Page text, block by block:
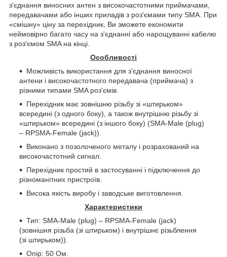
з'єднання виносних антен з високочастотними приймачами,
передавачами або інших приладів з роз'ємами типу SMA. При
«смішну» ціну за перехідник, Ви зможете економити
неймовірно багато часу на з'єднанні або нарощуванні кабелю
з роз'ємом SMA на кінці.
Особливості
Можливість використання для з'єднання виносної
антени і високочастотного передавача (приймача) з
різними типами SMA роз'ємів.
Перехідник має зовнішню різьбу зі «штирьком»
всередині (з одного боку), а також внутрішню різьбу зі
«штирьком» всередині (з іншого боку) (SMA-Male (plug)
– RPSMA-Female (jack)).
Виконано з позолоченого металу і розрахований на
високочастотний сигнал.
Перехідник простий в застосуванні і підключення до
різноманітних пристроїв.
Висока якість виробу і заводське виготовлення.
Характеристики
Тип: SMA-Male (plug) – RPSMA-Female (jack)
(зовнішня різьба (зі штирьком) і внутрішнє різьблення
(зі штирьком)).
Опір: 50 Ом.